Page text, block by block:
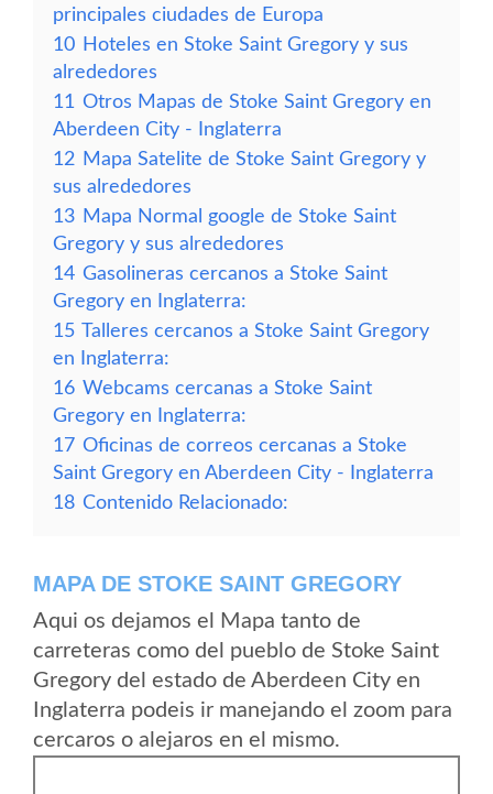
principales ciudades de Europa
10 Hoteles en Stoke Saint Gregory y sus
alrededores
11 Otros Mapas de Stoke Saint Gregory en
Aberdeen City - Inglaterra
12 Mapa Satelite de Stoke Saint Gregory y
sus alrededores
13 Mapa Normal google de Stoke Saint
Gregory y sus alrededores
14 Gasolineras cercanos a Stoke Saint
Gregory en Inglaterra:
15 Talleres cercanos a Stoke Saint Gregory
en Inglaterra:
16 Webcams cercanas a Stoke Saint
Gregory en Inglaterra:
17 Oficinas de correos cercanas a Stoke
Saint Gregory en Aberdeen City - Inglaterra
18 Contenido Relacionado:
MAPA DE STOKE SAINT GREGORY
Aqui os dejamos el Mapa tanto de
carreteras como del pueblo de Stoke Saint
Gregory del estado de Aberdeen City en
Inglaterra podeis ir manejando el zoom para
cercaros o alejaros en el mismo.